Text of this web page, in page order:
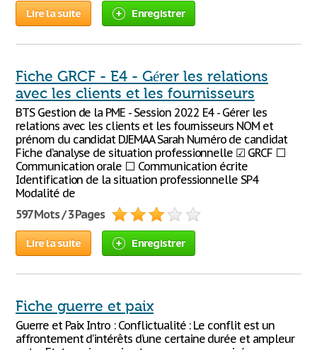
Lire la suite Enregistrer
Fiche GRCF - E4 - Gérer les relations
avec les clients et les fournisseurs
BTS Gestion de la PME - Session 2022 E4 - Gérer les
relations avec les clients et les fournisseurs NOM et
prénom du candidat DJEMAA Sarah Numéro de candidat
Fiche d’analyse de situation professionnelle ☑ GRCF ⬜
Communication orale ⬜ Communication écrite
Identification de la situation professionnelle SP4
Modalité de
597 Mots / 3 Pages
Lire la suite Enregistrer
Fiche guerre et paix
Guerre et Paix Intro : Conflictualité : Le conflit est un
affrontement d’intérêts d’une certaine durée et ampleur